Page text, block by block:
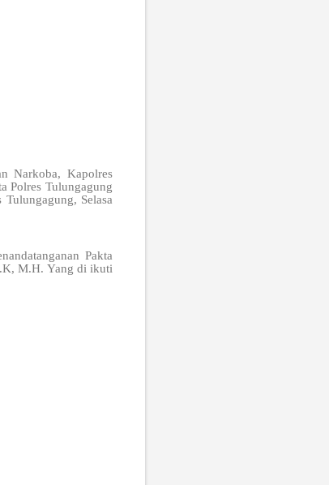
Narkoba, Kapolres
Polres Tulungagung
Selasa
Pakta
M.H. Yang di ikuti